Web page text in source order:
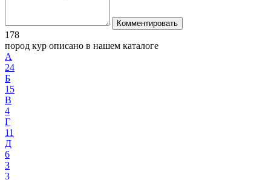
Комментировать
178
пород кур описано в нашем каталоге
А
24
Б
15
В
4
Г
11
Д
6
З
3